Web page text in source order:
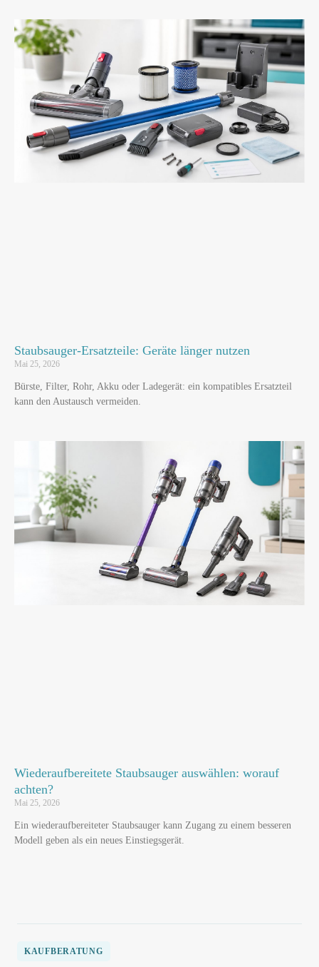
Staubsauger-Ersatzteile: Geräte länger nutzen
Mai 25, 2026
Bürste, Filter, Rohr, Akku oder Ladegerät: ein kompatibles Ersatzteil
kann den Austausch vermeiden.
Wiederaufbereitete Staubsauger auswählen: worauf
achten?
Mai 25, 2026
Ein wiederaufbereiteter Staubsauger kann Zugang zu einem besseren
Modell geben als ein neues Einstiegsgerät.
KAUFBERATUNG